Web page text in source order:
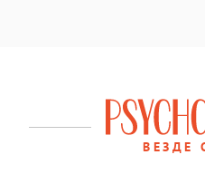
ВЕЗДЕ